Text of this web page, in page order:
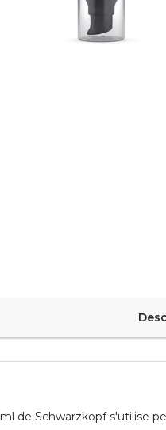
de Schwarzkopf s'utilise